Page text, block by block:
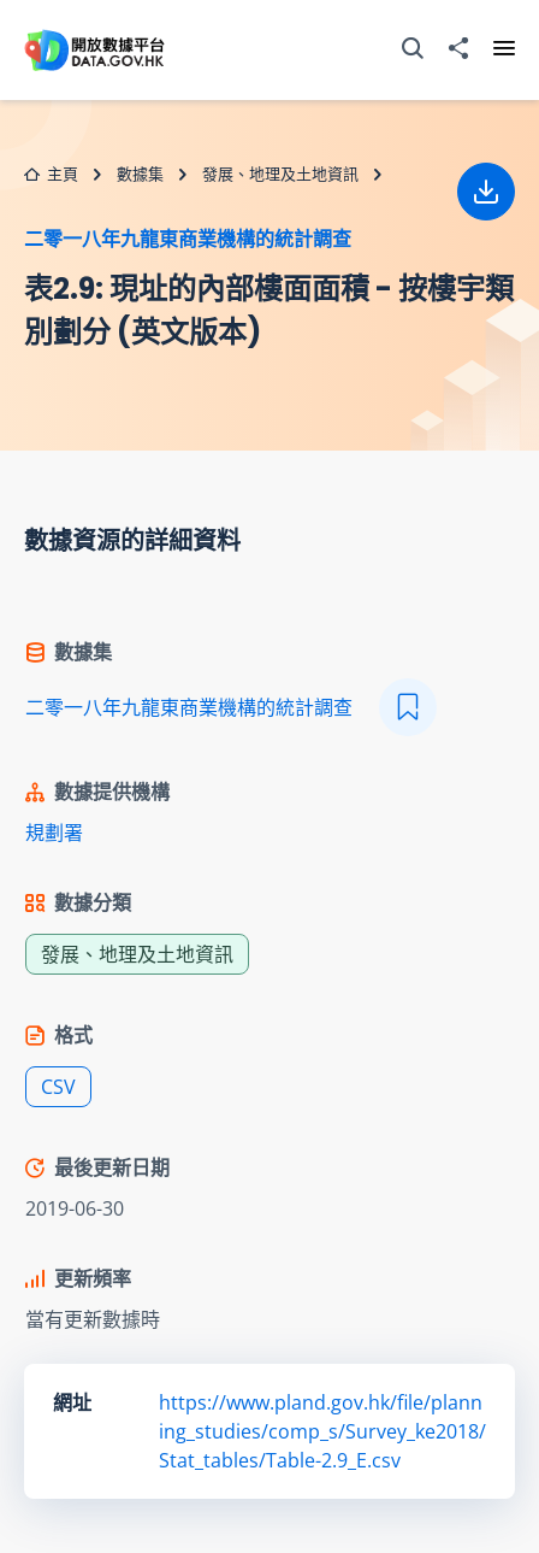
打開搜尋器分享至
主頁 數據集 發展、地理及土地資訊
二零一八年九龍東商業機構的統計調查
表2.9: 現址的內部樓面面積 - 按樓宇類
別劃分 (英文版本)
下載
數據資源的詳細資料
數據集
二零一八年九龍東商業機構的統計調查
數據提供機構
規劃署
數據分類
發展、地理及土地資訊
格式
CSV
最後更新日期
2019-06-30
更新頻率
當有更新數據時
網址
https://www.pland.gov.hk/file/plann
ing_studies/comp_s/Survey_ke2018/
Stat_tables/Table-2.9_E.csv